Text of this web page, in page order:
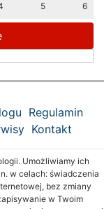
5 6
Regulamin
Kontakt
Umożliwiamy ich
w celach: świadczenia
bez zmiany
w Twoim